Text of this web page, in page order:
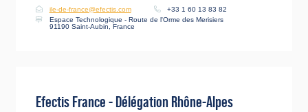
ile-de-france@efectis.com
+33 1 60 13 83 82
Espace Technologique - Route de l'Orme des Merisiers
91190 Saint-Aubin, France
Efectis France - Délégation Rhône-Alpes